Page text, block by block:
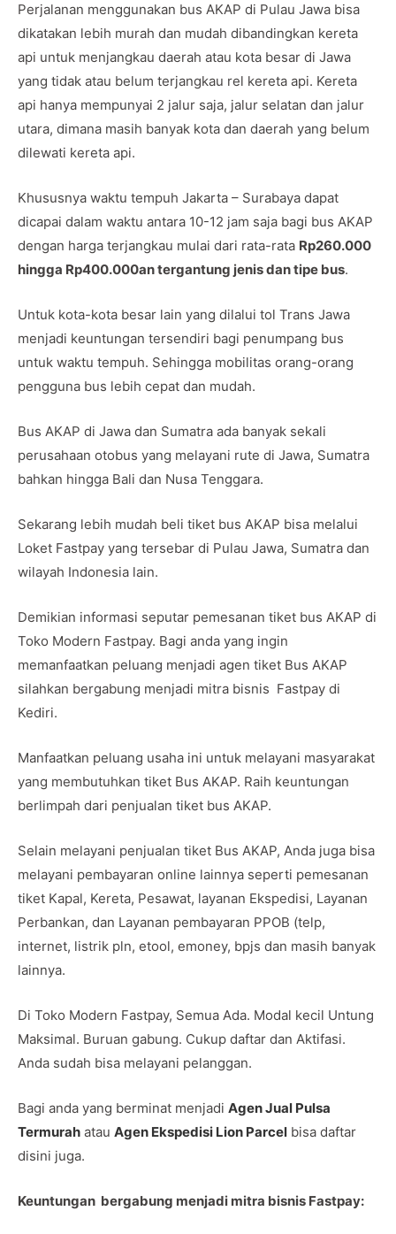
Perjalanan menggunakan bus AKAP di Pulau Jawa bisa
dikatakan lebih murah dan mudah dibandingkan kereta
api untuk menjangkau daerah atau kota besar di Jawa
yang tidak atau belum terjangkau rel kereta api. Kereta
api hanya mempunyai 2 jalur saja, jalur selatan dan jalur
utara, dimana masih banyak kota dan daerah yang belum
dilewati kereta api.
Khususnya waktu tempuh Jakarta – Surabaya dapat
dicapai dalam waktu antara 10-12 jam saja bagi bus AKAP
dengan harga terjangkau mulai dari rata-rata Rp260.000
hingga Rp400.000an tergantung jenis dan tipe bus.
Untuk kota-kota besar lain yang dilalui tol Trans Jawa
menjadi keuntungan tersendiri bagi penumpang bus
untuk waktu tempuh. Sehingga mobilitas orang-orang
pengguna bus lebih cepat dan mudah.
Bus AKAP di Jawa dan Sumatra ada banyak sekali
perusahaan otobus yang melayani rute di Jawa, Sumatra
bahkan hingga Bali dan Nusa Tenggara.
Sekarang lebih mudah beli tiket bus AKAP bisa melalui
Loket Fastpay yang tersebar di Pulau Jawa, Sumatra dan
wilayah Indonesia lain.
Demikian informasi seputar pemesanan tiket bus AKAP di
Toko Modern Fastpay. Bagi anda yang ingin
memanfaatkan peluang menjadi agen tiket Bus AKAP
silahkan bergabung menjadi mitra bisnis Fastpay di
Kediri.
Manfaatkan peluang usaha ini untuk melayani masyarakat
yang membutuhkan tiket Bus AKAP. Raih keuntungan
berlimpah dari penjualan tiket bus AKAP.
Selain melayani penjualan tiket Bus AKAP, Anda juga bisa
melayani pembayaran online lainnya seperti pemesanan
tiket Kapal, Kereta, Pesawat, layanan Ekspedisi, Layanan
Perbankan, dan Layanan pembayaran PPOB (telp,
internet, listrik pln, etool, emoney, bpjs dan masih banyak
lainnya.
Di Toko Modern Fastpay, Semua Ada. Modal kecil Untung
Maksimal. Buruan gabung. Cukup daftar dan Aktifasi.
Anda sudah bisa melayani pelanggan.
Bagi anda yang berminat menjadi Agen Jual Pulsa
Termurah atau Agen Ekspedisi Lion Parcel bisa daftar
disini juga.
Keuntungan bergabung menjadi mitra bisnis Fastpay: